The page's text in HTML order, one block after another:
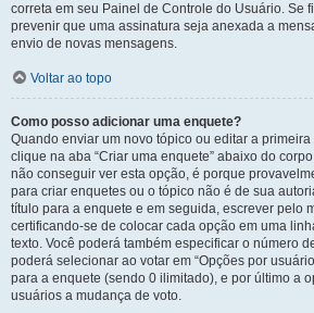
correta em seu Painel de Controle do Usuário. Se
prevenir que uma assinatura seja anexada a
envio de novas mensagens.
Voltar ao topo
Como posso adicionar uma enquete?
Quando enviar um novo tópico ou editar a
clique na aba “Criar uma enquete” abaixo do
não conseguir ver esta opção, é porque
para criar enquetes ou o tópico não é de sua
título para a enquete e em seguida, escrever pelo
certificando-se de colocar cada opção em uma
texto. Você poderá também especificar o número
poderá selecionar ao votar em “Opções por
para a enquete (sendo 0 ilimitado), e por último a
usuários a mudança de voto.